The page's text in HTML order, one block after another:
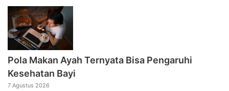
Pola Makan Ayah Ternyata Bisa Pengaruhi
Kesehatan Bayi
7 Agustus 2026